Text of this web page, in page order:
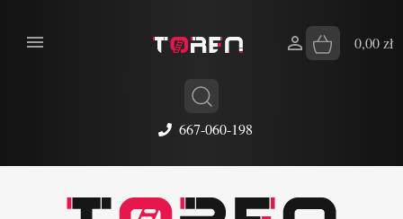
667-060-198
 0,00 zł
